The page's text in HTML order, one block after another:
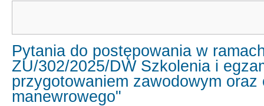
Pytania do postępowania w
ZU/302/2025/DW Szkolenia i
przygotowaniem zawodowym
manewrowego"